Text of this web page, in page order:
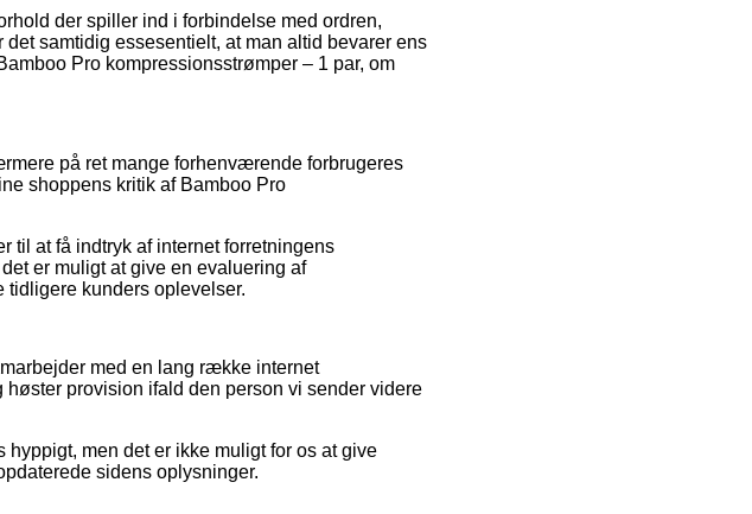
der spiller ind i forbindelse med ordren,
samtidig essesentielt, at man altid bevarer ens
Pro kompressionsstrømper – 1 par, om
på ret mange forhenværende forbrugeres
shoppens kritik af Bamboo Pro
til at få indtryk af internet forretningens
er muligt at give en evaluering af
tidligere kunders oplevelser.
med en lang række internet
provision ifald den person vi sender videre
men det er ikke muligt for os at give
sidens oplysninger.